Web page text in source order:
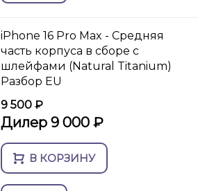
iPhone 16 Pro Max - Средняя
часть корпуса в сборе с
шлейфами (Natural Titanium)
Разбор EU
9 500 ₽
Дилер 9 000 ₽
В КОРЗИНУ